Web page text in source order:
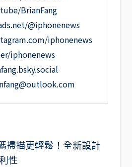
BrianFang
@iphonenews
iphonenews
iphonenews